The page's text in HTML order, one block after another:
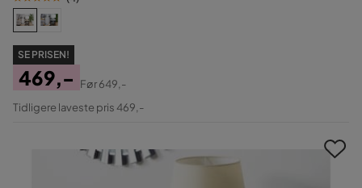
SE PRISEN!
Pris
469,-
Original
Før649,-
Tidligere laveste pris 469,-